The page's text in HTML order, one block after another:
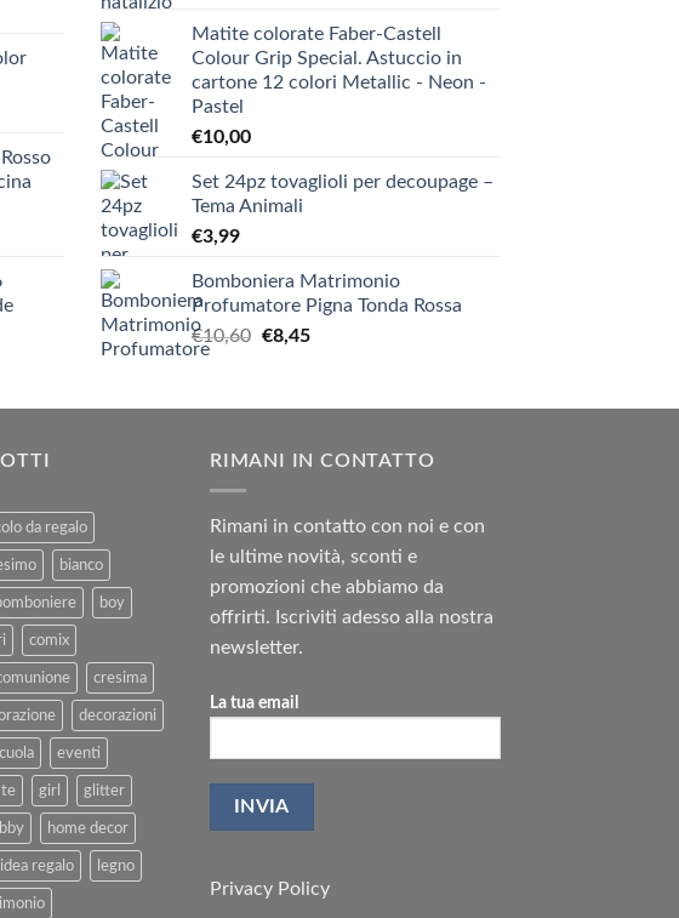
Matite colorate Faber-Castell
Colour Grip Special. Astuccio in
cartone 12 colori Metallic - Neon -
Pastel
€10,00
Set 24pz tovaglioli per decoupage –
Tema Animali
€3,99
Bomboniera Matrimonio
Profumatore Pigna Tonda Rossa
€10,60 Il
era:
€8,45Il
è:
da regalo
bianco
boy
comix
cresima
decorazioni
eventi
te girl glitter
home decor
idea regalo legno
RIMANI IN CONTATTO
Rimani in contatto con noi e con
le ultime novità, sconti e
promozioni che abbiamo da
offrirti. Iscriviti adesso alla nostra
newsletter.
La tua email
Privacy Policy